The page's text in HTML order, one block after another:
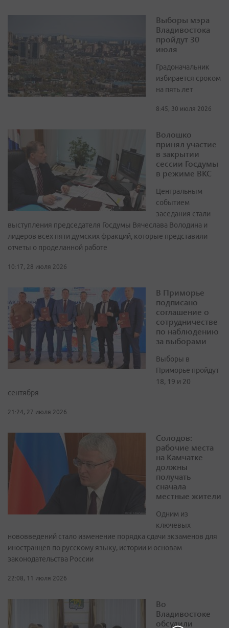
Выборы мэра
Владивостока
пройдут 30
июля
Градоначальник
избирается сроком
на пять лет
8:45, 30 июля 2026
Волошко
принял участие
в закрытии
сессии Госдумы
в режиме ВКС
Центральным
событием
заседания стали
выступления председателя Госдумы Вячеслава Володина и
лидеров всех пяти думских фракций, которые представили
отчеты о проделанной работе
10:17, 28 июля 2026
В Приморье
подписано
соглашение о
сотрудничестве
по наблюдению
за выборами
Выборы в
Приморье пройдут
18, 19 и 20
сентября
21:24, 27 июля 2026
Солодов:
рабочие места
на Камчатке
должны
получать
сначала
местные жители
Одним из
ключевых
нововведений стало изменение порядка сдачи экзаменов для
иностранцев по русскому языку, истории и основам
законодательства России
22:08, 11 июля 2026
Во
Владивостоке
обсудили